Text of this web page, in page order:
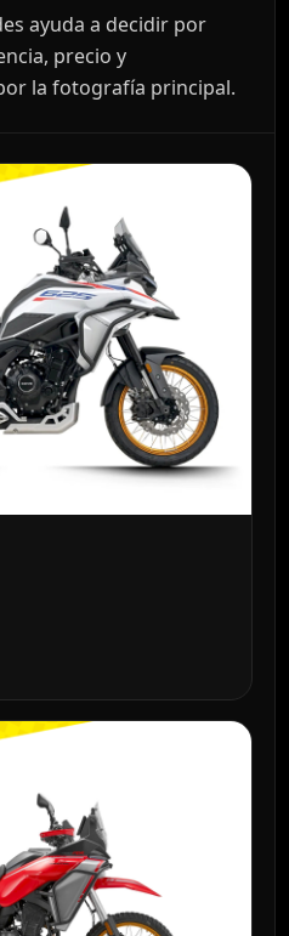
ayuda a decidir por
precio y
la fotografía principal.